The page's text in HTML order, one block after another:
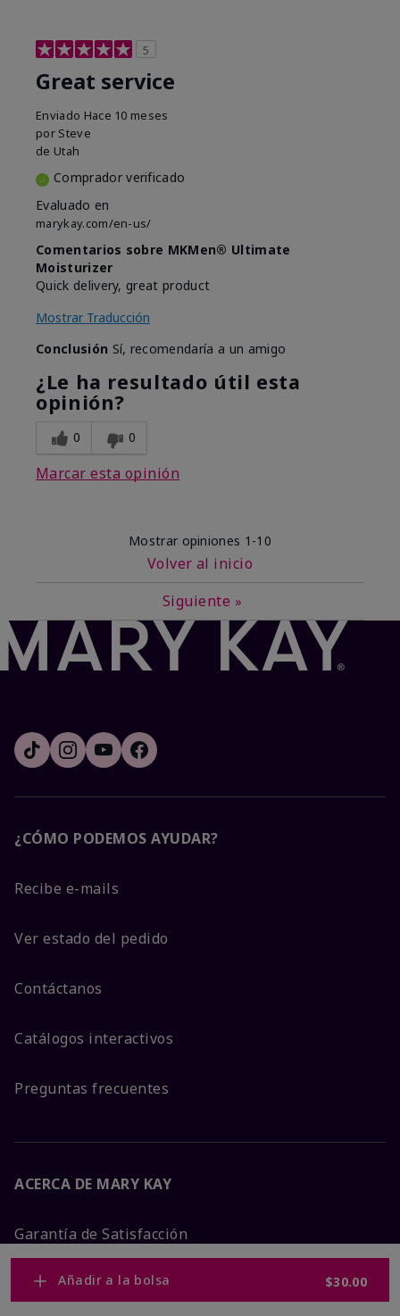
Añadir a la bolsa $30.00
5
Great service
Enviado Hace 10 meses
por Steve
de Utah
Comprador verificado
Evaluado en
marykay.com/en-us/
Comentarios sobre MKMen® Ultimate
Moisturizer
Quick delivery, great product
Mostrar Traducción
Conclusión Sí, recomendaría a un amigo
¿Le ha resultado útil esta
opinión?
0 0
Marcar esta opinión
Mostrar opiniones 1-10
Volver al inicio
Siguiente »
¿CÓMO PODEMOS AYUDAR?
Recibe e-mails
Ver estado del pedido
Contáctanos
Catálogos interactivos
Preguntas frecuentes
ACERCA DE MARY KAY
Garantía de Satisfacción
Sobre Mary Kay